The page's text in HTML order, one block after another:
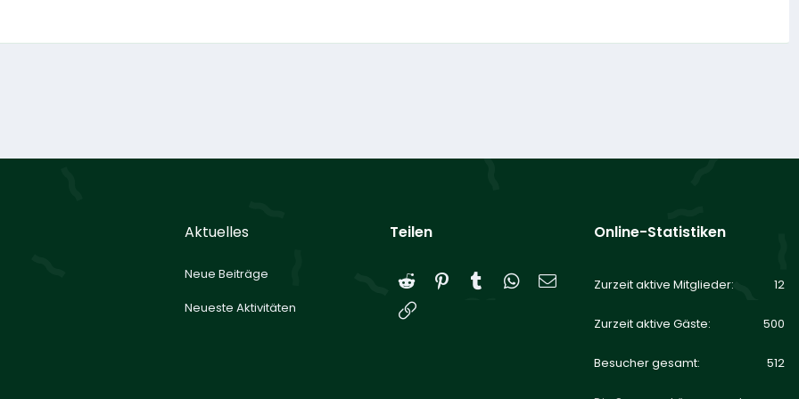
Aktuelles
Neue Beiträge
Neueste Aktivitäten
Teilen
Reddit Pinterest
Tumblr WhatsApp
E-Mail
Online-Statistiken
Zurzeit aktive Mitglieder 12
Zurzeit aktive Gäste 500
Besucher gesamt 512